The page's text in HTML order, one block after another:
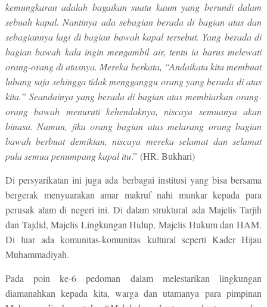
kemungkaran adalah bagaikan suatu kaum yang berundi dalam
sebuah kapal. Nantinya ada sebagian berada di bagian atas dan
sebagiannya lagi di bagian bawah kapal tersebut. Yang berada di
bagian bawah kala ingin mengambil air, tentu ia harus melewati
orang-orang di atasnya. Mereka berkata, “Andaikata kita membuat
lubang saja sehingga tidak mengganggu orang yang berada di atas
kita.” Seandainya yang berada di bagian atas membiarkan orang-
orang bawah menuruti kehendaknya, niscaya semuanya akan
binasa. Namun, jika orang bagian atas melarang orang bagian
bawah berbuat demikian, niscaya mereka selamat dan selamat
pula semua penumpang kapal itu.” (HR. Bukhari)
Di persyarikatan ini juga ada berbagai institusi yang bisa bersama
bergerak menyuarakan amar makruf nahi munkar kepada para
perusak alam di negeri ini. Di dalam struktural ada Majelis Tarjih
dan Tajdid, Majelis Lingkungan Hidup, Majelis Hukum dan HAM.
Di luar ada komunitas-komunitas kultural seperti Kader Hijau
Muhammadiyah.
Pada poin ke-6 pedoman dalam melestarikan lingkungan
diamanahkan kepada kita, warga dan utamanya para pimpinan